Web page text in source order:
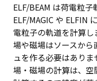
ELF/BEAM は荷電粒子
ELF/MAGIC や ELFIN
電粒子の軌道を計算
場や磁場はソースか
ュを作る必要はあり
場・磁場の計算は、